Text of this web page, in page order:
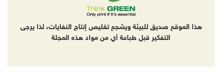
هذا الموقع صديق للبيئة ويشجع تقليص إنتاج النفايات، لذا يرجى
التفكير قبل طباعة أي من مواد هذه المجلة